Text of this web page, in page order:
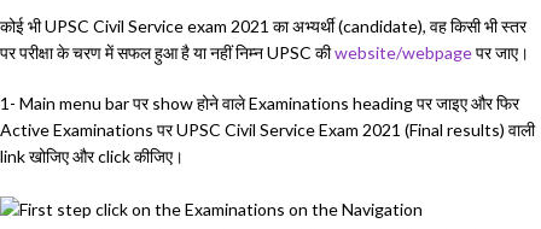
कोई भी UPSC Civil Service exam 2021 का अभ्यर्थी (candidate), वह किसी भी स्तर
पर परीक्षा के चरण में सफल हुआ है या नहीं निम्न UPSC कीwebsite/webpageपर जाए।
1- Main menu bar पर show होने वाले Examinations heading पर जाइए और फिर
Active Examinations पर UPSC Civil Service Exam 2021 (Final results) वाली
link खोजिए और click कीजिए।